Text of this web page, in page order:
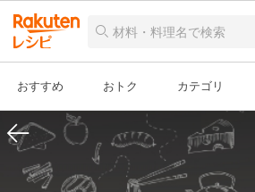
おすすめ おトク カテゴリ